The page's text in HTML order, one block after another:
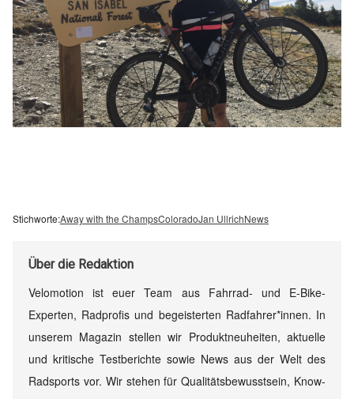
Stichworte:Away with the ChampsColoradoJan UllrichNews
Überdie Redaktion
Velomotion ist euer Team aus Fahrrad- und E-Bike-
Experten, Radprofis und begeisterten Radfahrer*innen. In
unserem Magazin stellen wir Produktneuheiten, aktuelle
und kritische Testberichte sowie News aus der Welt des
Radsports vor. Wir stehen für Qualitätsbewusstsein, Know-